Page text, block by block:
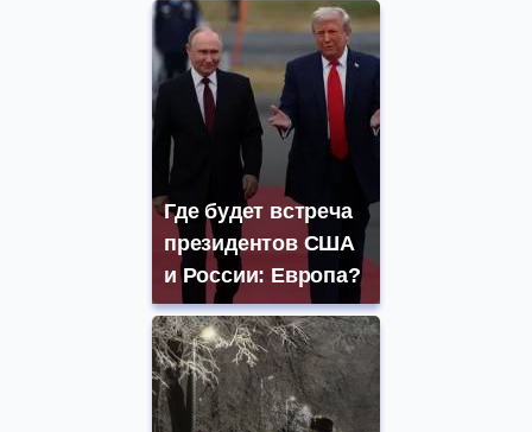
Где будет встреча
президентов США
и России: Европа?